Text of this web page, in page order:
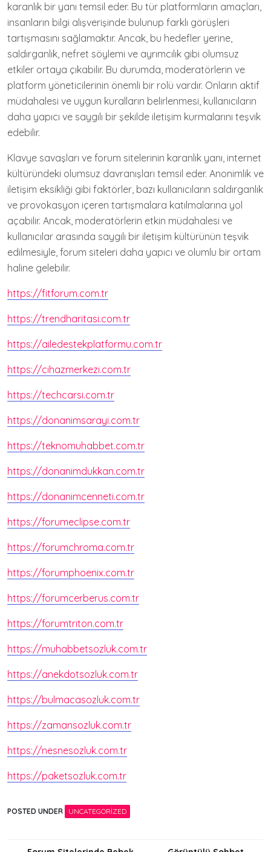
karanlık bir yanı temsil eder. Bu tür platformların amaçları,
insanların bilgi alışverişinde bulunup farklı görüşleri
tartışmasını sağlamaktır. Ancak, bu hedefler yerine,
saldırganlık, nefret söylemi ve ayrımcılık gibi olumsuz
etkiler ortaya çıkabilir. Bu durumda, moderatörlerin ve
platform yöneticilerinin önemli bir rolü vardır. Onların aktif
müdahalesi ve uygun kuralların belirlenmesi, kullanıcıların
daha yapıcı ve saygılı bir şekilde iletişim kurmalarını teşvik
edebilir.
Klavye savaşları ve forum sitelerinin karanlık yanı, internet
kültüründeki olumsuz davranışları temsil eder. Anonimlik ve
iletişim eksikliği gibi faktörler, bazı kullanıcıların saldırganlık
ve provokasyon içeren tartışmalara katılmalarına yol
açabilir. Ancak, moderatörlerin etkin müdahalesi ve
kullanıcılar arasında saygılı bir iletişim kültürünün teşvik
edilmesiyle, forum siteleri daha yapıcı ve olumlu bir ortam
haline gelebilir.
https://fitforum.com.tr
https://trendharitasi.com.tr
https://ailedestekplatformu.com.tr
https://cihazmerkezi.com.tr
https://techcarsi.com.tr
https://donanimsarayi.com.tr
https://teknomuhabbet.com.tr
https://donanimdukkan.com.tr
https://donanimcenneti.com.tr
https://forumeclipse.com.tr
https://forumchroma.com.tr
https://forumphoenix.com.tr
https://forumcerberus.com.tr
https://forumtriton.com.tr
https://muhabbetsozluk.com.tr
https://anekdotsozluk.com.tr
https://bulmacasozluk.com.tr
https://zamansozluk.com.tr
https://nesnesozluk.com.tr
https://paketsozluk.com.tr
POSTED UNDER UNCATEGORIZED